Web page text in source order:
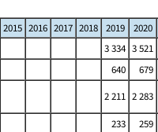
2015 2016 2017 2018 2019 2020
3 334 3 521
640 679
2 211 2 283
233 259